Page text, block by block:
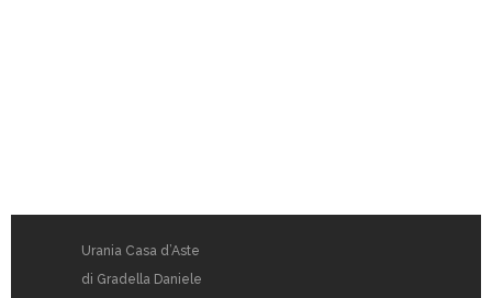
Urania Casa d’Aste
di Gradella Daniele